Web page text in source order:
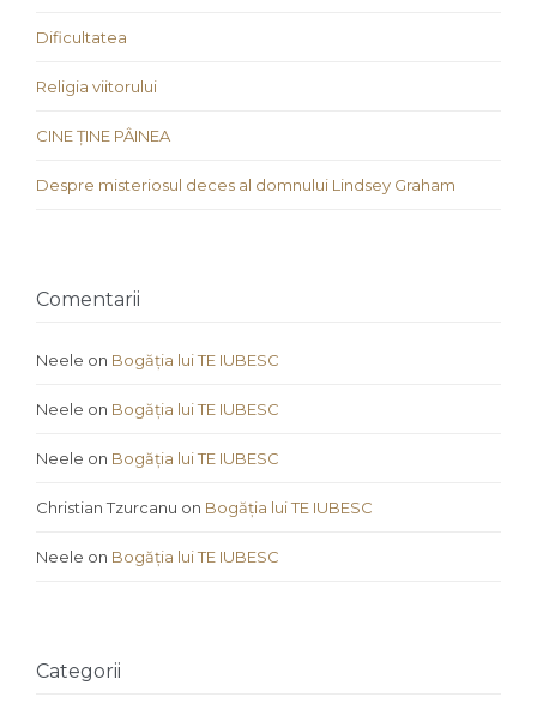
Dificultatea
Religia viitorului
CINE ȚINE PÂINEA
Despre misteriosul deces al domnului Lindsey Graham
Comentarii
Neele on Bogăția lui TE IUBESC
Neele on Bogăția lui TE IUBESC
Neele on Bogăția lui TE IUBESC
Christian Tzurcanu on Bogăția lui TE IUBESC
Neele on Bogăția lui TE IUBESC
Categorii